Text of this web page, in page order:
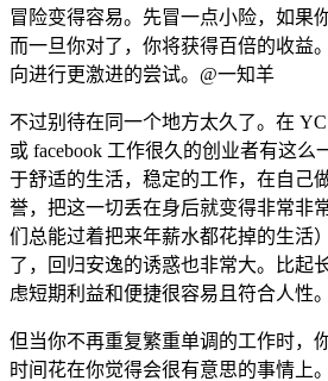
冒险变得容易。先冒一点小险，如果
而一旦你对了，你将获得百倍的收益
向进行更激进的尝试。@一知羊
不过别待在同一个地方太久了。在
或 facebook 工作很久的创业者有这么
于舒适的生活，稳定的工作，在自己
誉，把这一切丢在身后就变得非常非
们总能过着把来年薪水都花掉的生活
了，回归安逸的诱惑也非常大。比起
虑短期利益和便捷很容易且符合人性。
但当你不再重复繁重单调的工作时，
时间花在你觉得会很有意思的事情上